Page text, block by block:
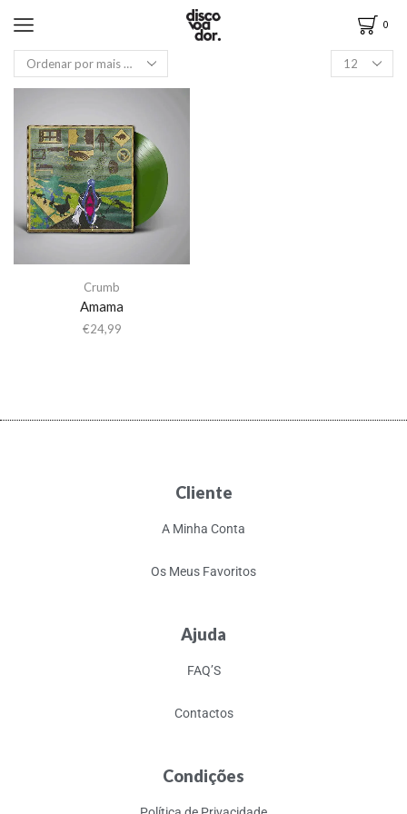
0
Crumb
Amama
€24,99
Cliente
A Minha Conta
Os Meus Favoritos
Ajuda
FAQ’S
Contactos
Condições